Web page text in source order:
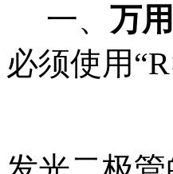
一、 万
必须使用